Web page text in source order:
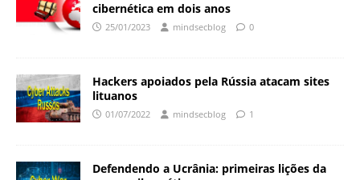
cibernética em dois anos
25/01/2023 mindsecblog 0
Hackers apoiados pela Rússia atacam sites
lituanos
01/07/2022 mindsecblog 1
Defendendo a Ucrânia: primeiras lições da